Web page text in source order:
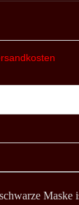
Maske